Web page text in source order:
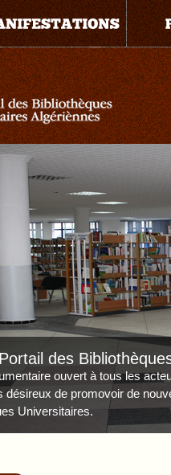
des
ouvert à tous les
désireux de promovoir de
Universitaires.